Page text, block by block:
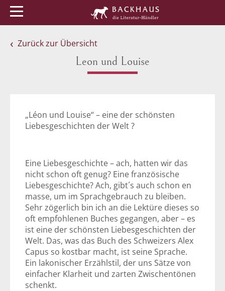
Zurück zur Übersicht
Leon und Louise
„Léon und Louise“ – eine der schönsten
Liebesgeschichten der Welt ?
Eine Liebesgeschichte – ach, hatten wir das
nicht schon oft genug? Eine französische
Liebesgeschichte? Ach, gibt´s auch schon en
masse, um im Sprachgebrauch zu bleiben.
Sehr zögerlich bin ich an die Lektüre dieses so
oft empfohlenen Buches gegangen, aber – es
ist eine der schönsten Liebesgeschichten der
Welt. Das, was das Buch des Schweizers Alex
Capus so kostbar macht, ist seine Sprache.
Ein lakonischer Erzählstil, der uns Sätze von
einfacher Klarheit und zarten Zwischentönen
schenkt.